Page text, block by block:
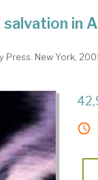
salvation in
Press. New York,